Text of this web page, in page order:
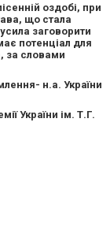
оздобі, при
що стала
заговорити
потенціал для
за словами
н.а. України
України ім. Т.Г.